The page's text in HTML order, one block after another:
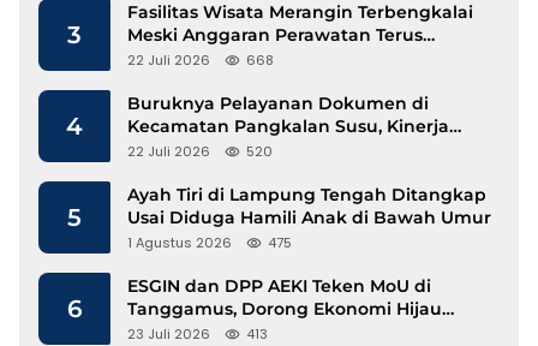
3
Fasilitas Wisata Merangin Terbengkalai
Meski Anggaran Perawatan Terus
Mengalir
22 Juli 2026 668
4
Buruknya Pelayanan Dokumen di
Kecamatan Pangkalan Susu, Kinerja
Disdukcapil Langkat Disorot
22 Juli 2026 520
5
Ayah Tiri di Lampung Tengah Ditangkap
Usai Diduga Hamili Anak di Bawah Umur
1 Agustus 2026 475
6
ESGIN dan DPP AEKI Teken MoU di
Tanggamus, Dorong Ekonomi Hijau
Berbasis Kopi dan Perdagangan Karbon
23 Juli 2026 413